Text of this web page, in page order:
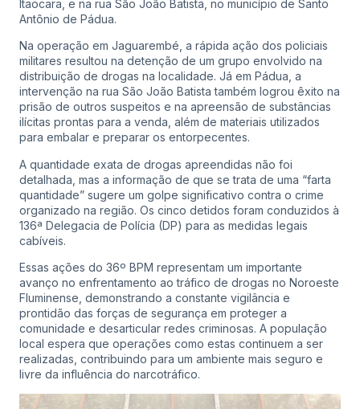
Itaocara, e na rua São João Batista, no município de Santo
Antônio de Pádua.
Na operação em Jaguarembé, a rápida ação dos policiais
militares resultou na detenção de um grupo envolvido na
distribuição de drogas na localidade. Já em Pádua, a
intervenção na rua São João Batista também logrou êxito na
prisão de outros suspeitos e na apreensão de substâncias
ilícitas prontas para a venda, além de materiais utilizados
para embalar e preparar os entorpecentes.
A quantidade exata de drogas apreendidas não foi
detalhada, mas a informação de que se trata de uma “farta
quantidade” sugere um golpe significativo contra o crime
organizado na região. Os cinco detidos foram conduzidos à
136ª Delegacia de Polícia (DP) para as medidas legais
cabíveis.
Essas ações do 36º BPM representam um importante
avanço no enfrentamento ao tráfico de drogas no Noroeste
Fluminense, demonstrando a constante vigilância e
prontidão das forças de segurança em proteger a
comunidade e desarticular redes criminosas. A população
local espera que operações como estas continuem a ser
realizadas, contribuindo para um ambiente mais seguro e
livre da influência do narcotráfico.